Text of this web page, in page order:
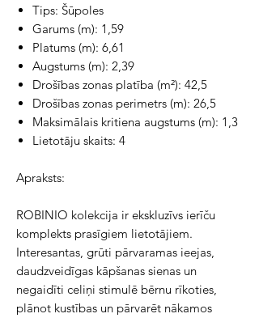
Tips: Šūpoles
Garums (m): 1,59
Platums (m): 6,61
Augstums (m): 2,39
Drošības zonas platība (m²): 42,5
Drošības zonas perimetrs (m): 26,5
Maksimālais kritiena augstums (m): 1,3
Lietotāju skaits: 4
Apraksts:
ROBINIO kolekcija ir ekskluzīvs ierīču
komplekts prasīgiem lietotājiem.
Interesantas, grūti pārvaramas ieejas,
daudzveidīgas kāpšanas sienas un
negaidīti celiņi stimulē bērnu rīkoties,
plānot kustības un pārvarēt nākamos